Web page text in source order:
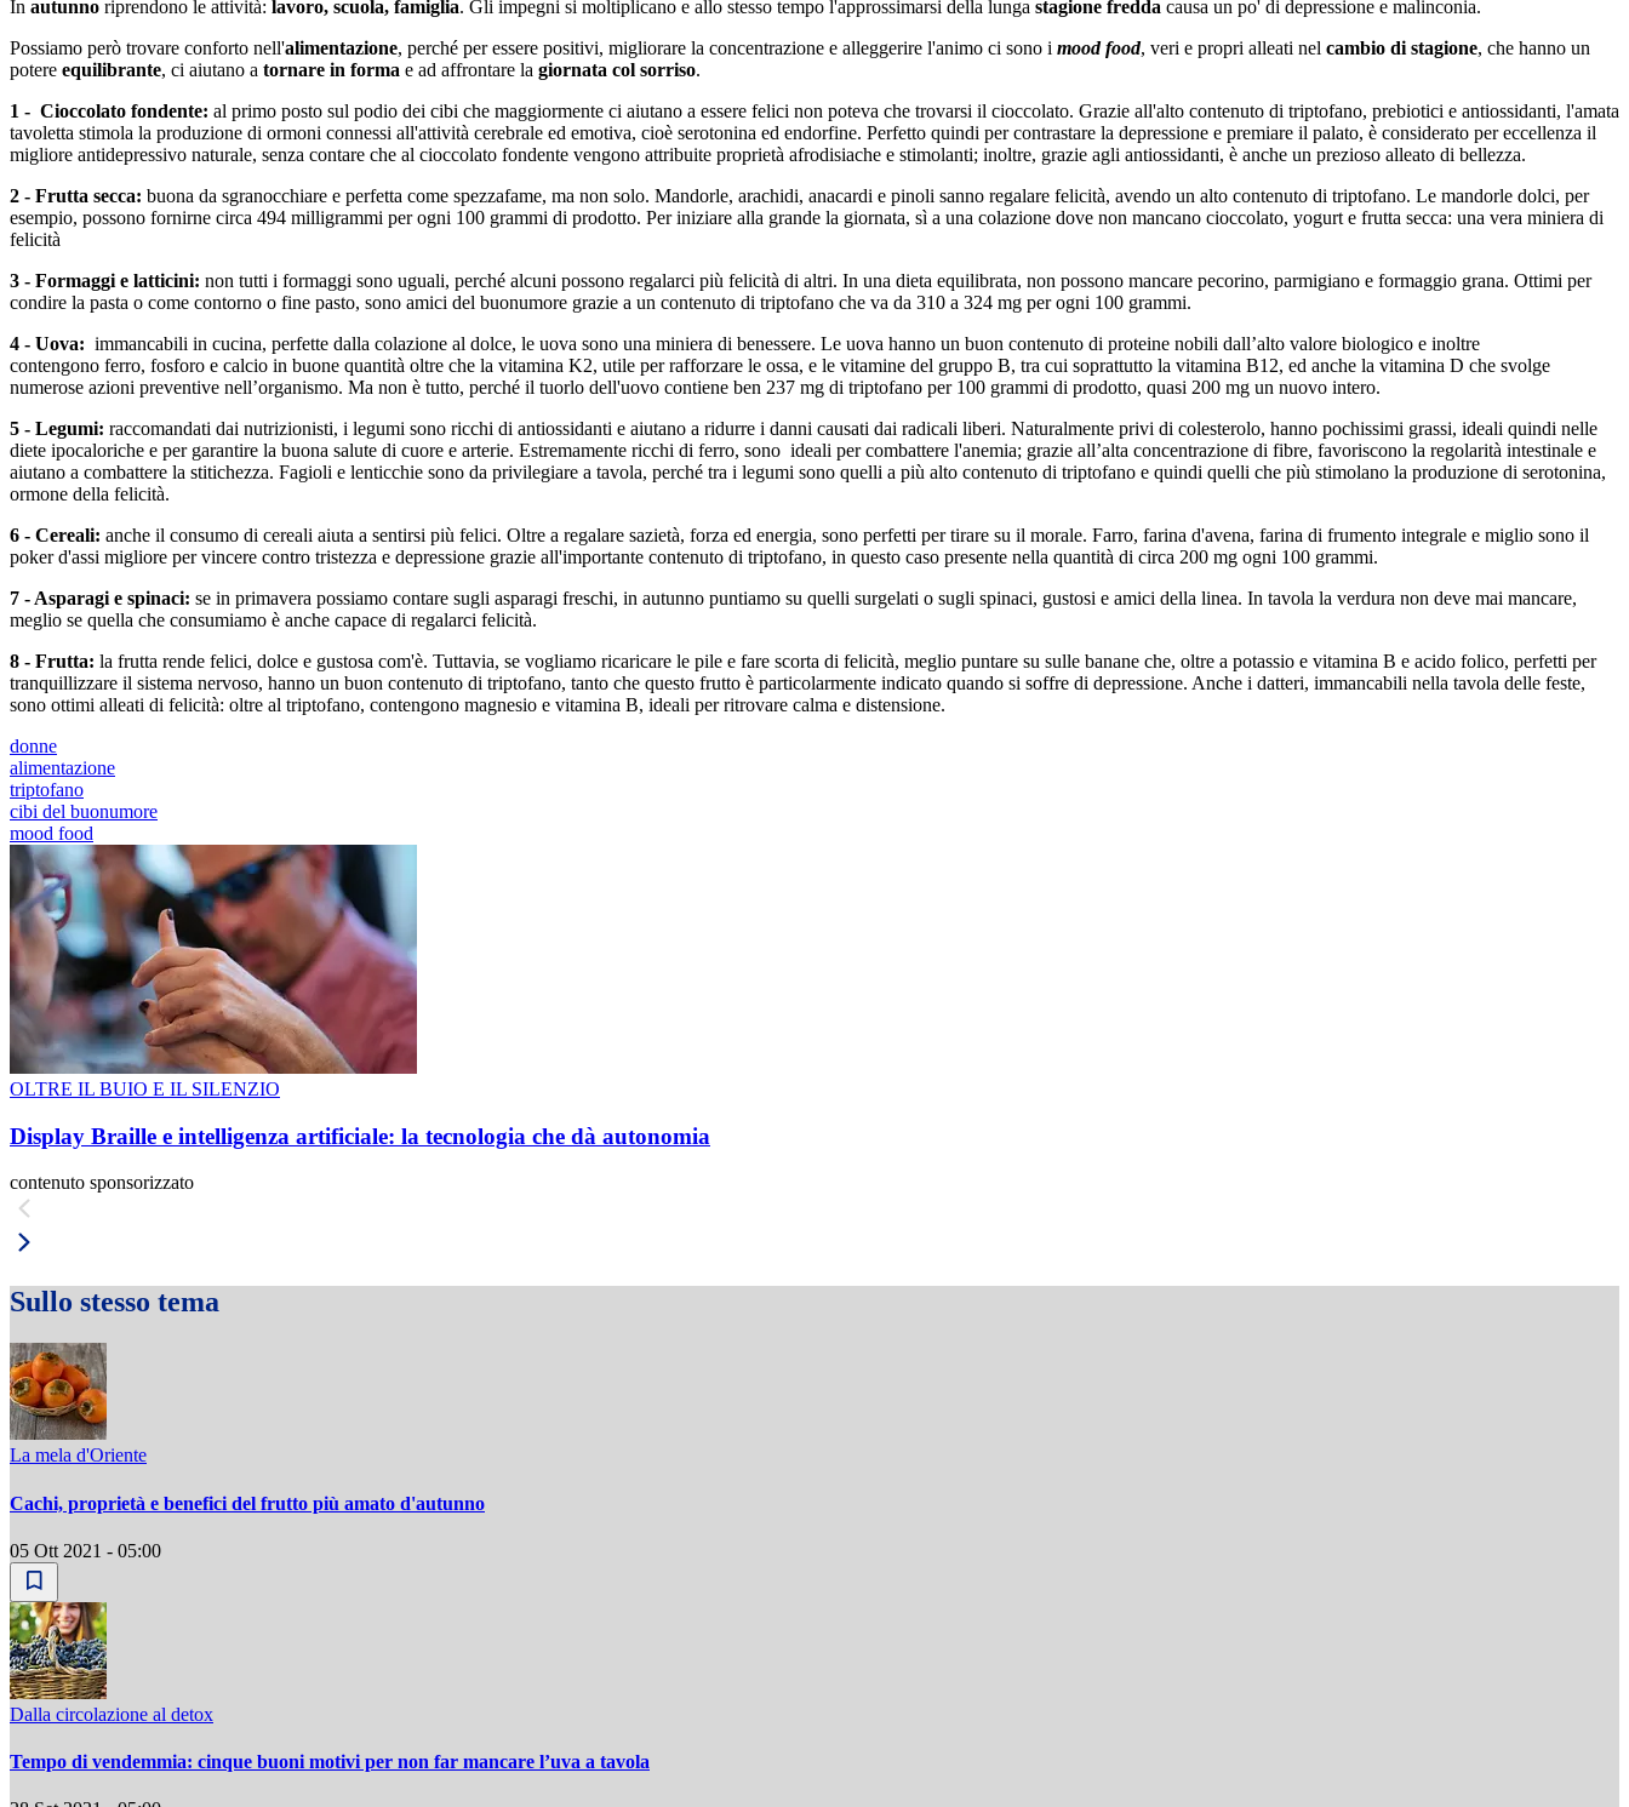
In autunno riprendono le attività: lavoro, scuola, famiglia. Gli impegni si moltiplicano e allo stesso tempo l'approssimarsi della lunga stagione fredda causa un po' di depressione e malinconia.
Possiamo però trovare conforto nell'alimentazione, perché per essere positivi, migliorare la concentrazione e alleggerire l'animo ci sono i mood food, veri e propri alleati nel cambio di stagione, che hanno un
potere equilibrante, ci aiutano a tornare in forma e ad affrontare la giornata col sorriso.
1 - Cioccolato fondente: al primo posto sul podio dei cibi che maggiormente ci aiutano a essere felici non poteva che trovarsi il cioccolato. Grazie all'alto contenuto di triptofano, prebiotici e antiossidanti, l'amata
tavoletta stimola la produzione di ormoni connessi all'attività cerebrale ed emotiva, cioè serotonina ed endorfine. Perfetto quindi per contrastare la depressione e premiare il palato, è considerato per eccellenza il
migliore antidepressivo naturale, senza contare che al cioccolato fondente vengono attribuite proprietà afrodisiache e stimolanti; inoltre, grazie agli antiossidanti, è anche un prezioso alleato di bellezza.
2 - Frutta secca: buona da sgranocchiare e perfetta come spezzafame, ma non solo. Mandorle, arachidi, anacardi e pinoli sanno regalare felicità, avendo un alto contenuto di triptofano. Le mandorle dolci, per
esempio, possono fornirne circa 494 milligrammi per ogni 100 grammi di prodotto. Per iniziare alla grande la giornata, sì a una colazione dove non mancano cioccolato, yogurt e frutta secca: una vera miniera di
felicità
3 - Formaggi e latticini: non tutti i formaggi sono uguali, perché alcuni possono regalarci più felicità di altri. In una dieta equilibrata, non possono mancare pecorino, parmigiano e formaggio grana. Ottimi per
condire la pasta o come contorno o fine pasto, sono amici del buonumore grazie a un contenuto di triptofano che va da 310 a 324 mg per ogni 100 grammi.
4 - Uova: immancabili in cucina, perfette dalla colazione al dolce, le uova sono una miniera di benessere. Le uova hanno un buon contenuto di proteine nobili dall’alto valore biologico e inoltre
contengono ferro, fosforo e calcio in buone quantità oltre che la vitamina K2, utile per rafforzare le ossa, e le vitamine del gruppo B, tra cui soprattutto la vitamina B12, ed anche la vitamina D che svolge
numerose azioni preventive nell’organismo. Ma non è tutto, perché il tuorlo dell'uovo contiene ben 237 mg di triptofano per 100 grammi di prodotto, quasi 200 mg un nuovo intero.
5 - Legumi: raccomandati dai nutrizionisti, i legumi sono ricchi di antiossidanti e aiutano a ridurre i danni causati dai radicali liberi. Naturalmente privi di colesterolo, hanno pochissimi grassi, ideali quindi nelle
diete ipocaloriche e per garantire la buona salute di cuore e arterie. Estremamente ricchi di ferro, sono ideali per combattere l'anemia; grazie all’alta concentrazione di fibre, favoriscono la regolarità intestinale e
aiutano a combattere la stitichezza. Fagioli e lenticchie sono da privilegiare a tavola, perché tra i legumi sono quelli a più alto contenuto di triptofano e quindi quelli che più stimolano la produzione di serotonina,
ormone della felicità.
6 - Cereali: anche il consumo di cereali aiuta a sentirsi più felici. Oltre a regalare sazietà, forza ed energia, sono perfetti per tirare su il morale. Farro, farina d'avena, farina di frumento integrale e miglio sono il
poker d'assi migliore per vincere contro tristezza e depressione grazie all'importante contenuto di triptofano, in questo caso presente nella quantità di circa 200 mg ogni 100 grammi.
7 - Asparagi e spinaci: se in primavera possiamo contare sugli asparagi freschi, in autunno puntiamo su quelli surgelati o sugli spinaci, gustosi e amici della linea. In tavola la verdura non deve mai mancare,
meglio se quella che consumiamo è anche capace di regalarci felicità.
8 - Frutta: la frutta rende felici, dolce e gustosa com'è. Tuttavia, se vogliamo ricaricare le pile e fare scorta di felicità, meglio puntare su sulle banane che, oltre a potassio e vitamina B e acido folico, perfetti per
tranquillizzare il sistema nervoso, hanno un buon contenuto di triptofano, tanto che questo frutto è particolarmente indicato quando si soffre di depressione. Anche i datteri, immancabili nella tavola delle feste,
sono ottimi alleati di felicità: oltre al triptofano, contengono magnesio e vitamina B, ideali per ritrovare calma e distensione.
donne
alimentazione
triptofano
cibi del buonumore
mood food
OLTRE IL BUIO E IL SILENZIO
Display Braille e intelligenza artificiale: la tecnologia che dà autonomia
contenuto sponsorizzato
Sullo stesso tema
La mela d'Oriente
Cachi, proprietà e benefici del frutto più amato d'autunno
05 Ott 2021 - 05:00
Dalla circolazione al detox
Tempo di vendemmia: cinque buoni motivi per non far mancare lʼuva a tavola